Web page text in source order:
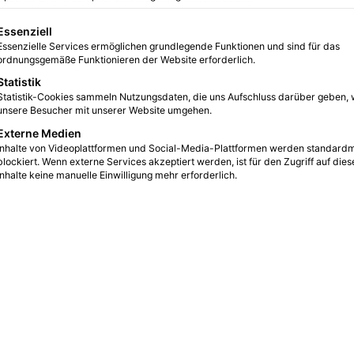
0
eine Liste der Service-Gruppen, für die eine Einwilligung erteilt
Services ermöglichen grundlegende Funktionen und sind für das
Funktionieren der Website erforderlich.
Cookies sammeln Nutzungsdaten, die uns Aufschluss darüber geben,
Besucher mit unserer Website umgehen.
Medien
von Videoplattformen und Social-Media-Plattformen werden
Wenn externe Services akzeptiert werden, ist für den Zugriff auf
keine manuelle Einwilligung mehr erforderlich.